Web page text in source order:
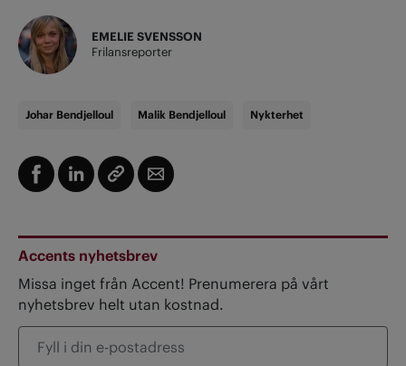
EMELIE SVENSSON
Frilansreporter
Johar Bendjelloul Malik Bendjelloul Nykterhet
Accents nyhetsbrev
Missa inget från Accent! Prenumerera på vårt
nyhetsbrev helt utan kostnad.